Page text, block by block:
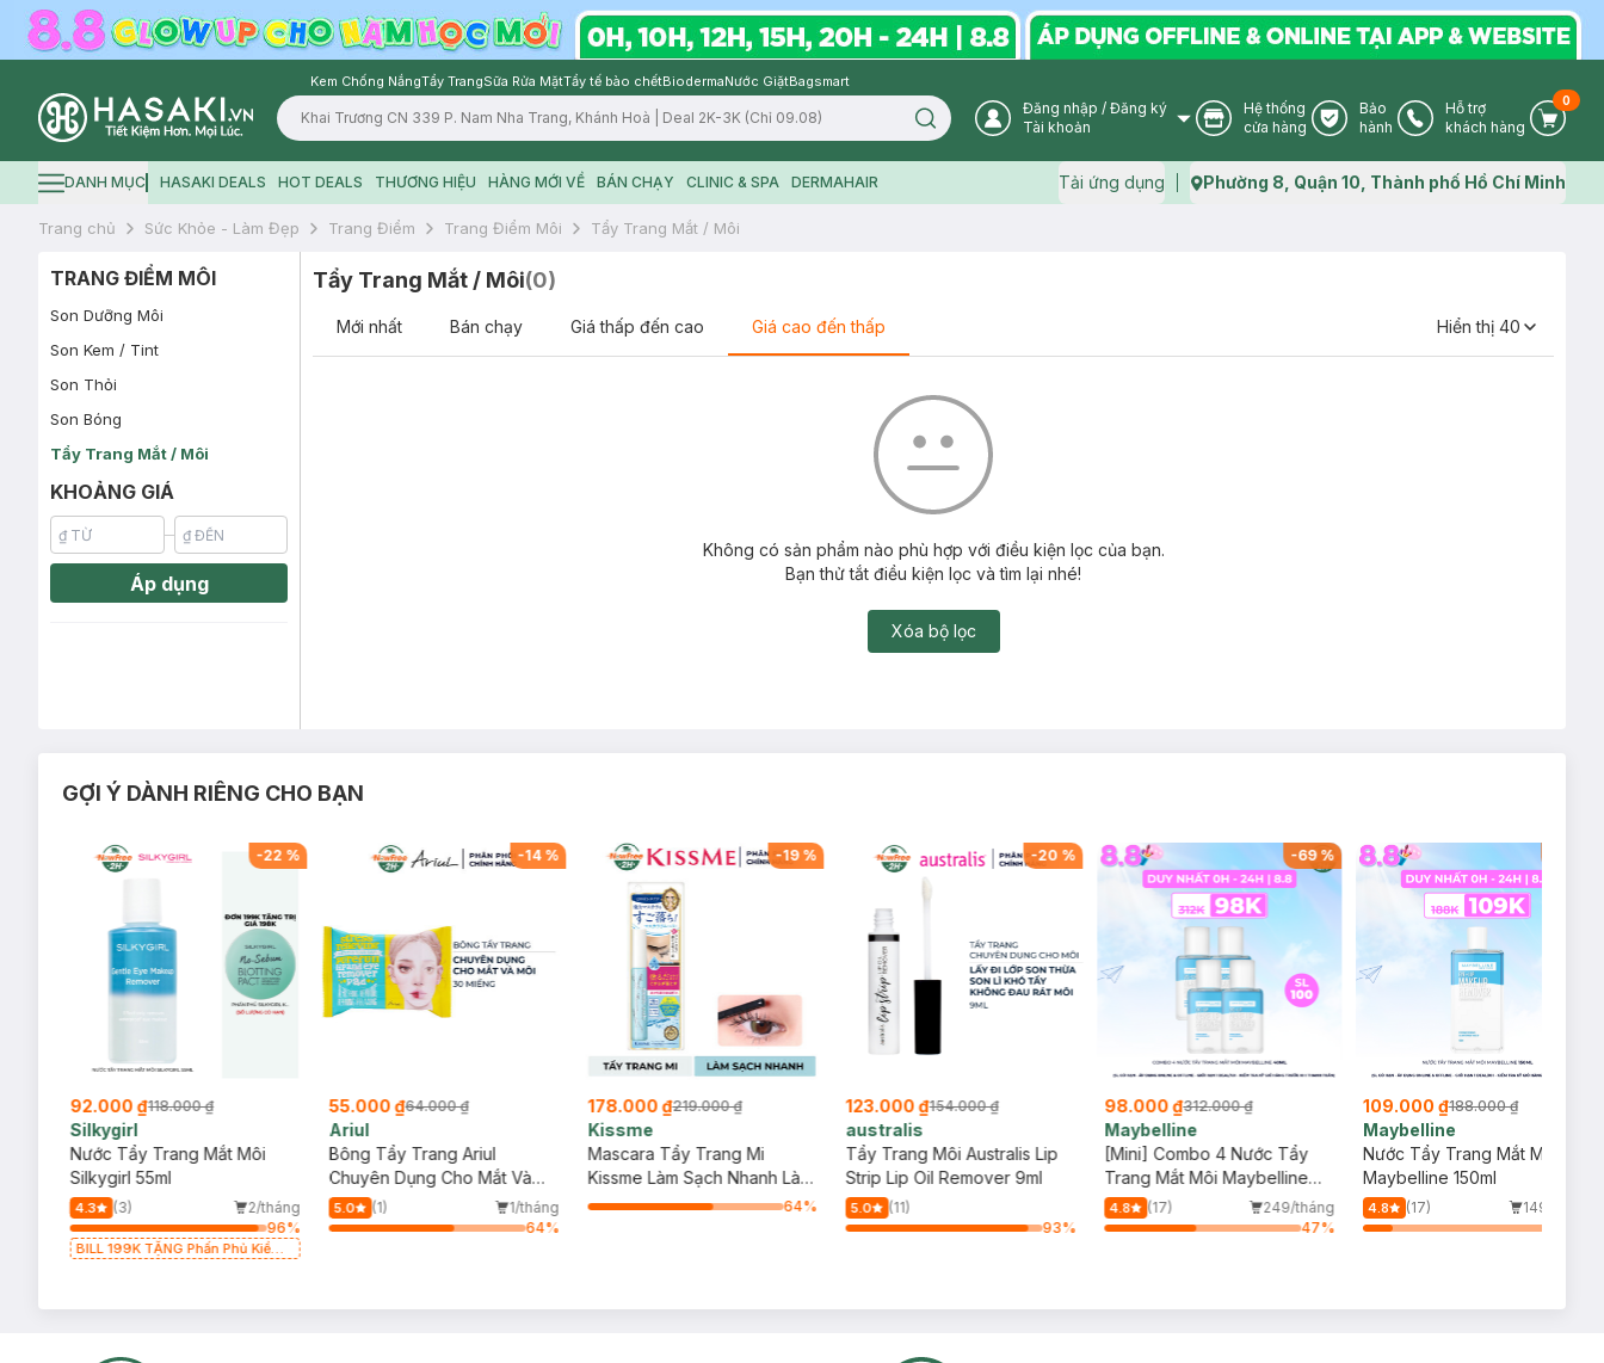
Kem Chống NắngTẩy TrangSữa Rửa MặtTẩy tế bào chếtBiodermaNước GiặtBagsmart
Logo
Search icon User Icon
Đăng nhập / Đăng ký
Tài khoản
Store Icon
Hệ thống
cửa hàng
Warranty Icon
Bảo
hành
Phone Icon
Hỗ trợ
khách hàng
Cart
0
Hamburger icon
DANH MỤC HASAKI DEALS HOT DEALS THƯƠNG HIỆU HÀNG MỚI VỀ BÁN CHẠY CLINIC & SPA DERMAHAIR Tải ứng dụng Map icon
Phường 8, Quận 10, Thành phố Hồ Chí Minh
Trang chủ Sức Khỏe - Làm Đẹp Trang Điểm Trang Điểm Môi Tẩy Trang Mắt / Môi
TRANG ĐIỂM MÔI
Son Dưỡng Môi
Son Kem / Tint
Son Thỏi
Son Bóng
Tẩy Trang Mắt / Môi
KHOẢNG GIÁ
Áp dụng
Tẩy Trang Mắt / Môi(0)
Mới nhất Bán chạy Giá thấp đến cao Giá cao đến thấp Hiển thị 40
Không có sản phẩm nào phù hợp với điều kiện lọc của bạn.
Bạn thử tắt điều kiện lọc và tìm lại nhé!
Xóa bộ lọc
GỢI Ý DÀNH RIÊNG CHO BẠN
-69%
98.000 ₫312.000 ₫
Maybelline
[Mini] Combo 4 Nước Tẩy
Trang Mắt Môi Maybelline
40ml
4.8 (17)
249/tháng
47%
109.000 ₫188.000 ₫
Maybelline
Nước Tẩy Trang Mắt Môi
Maybelline 150ml
4.8 (17)
149/tháng
-22 %
92.000 ₫118.000 ₫
Silkygirl
Nước Tẩy Trang Mắt Môi
Silkygirl 55ml
4.3 (3)
2/tháng
96%
BILL 199K TẶNG Phấn Phủ Kiềm
-14%
55.000 ₫64.000 ₫
Ariul
Bông Tẩy Trang Ariul
Chuyên Dụng Cho Mắt Và
Môi 30 Miếng
5.0 (1)
1/tháng
64%
-19%
178.000 ₫219.000 ₫
Kissme
Mascara Tẩy Trang Mi
Kissme Làm Sạch Nhanh Làn
Mi 6.6ml
64%
-20 %
123.000 ₫154.000 ₫
australis
Tẩy Trang Môi Australis Lip
Strip Lip Oil Remover 9ml
5.0
(11)
93%